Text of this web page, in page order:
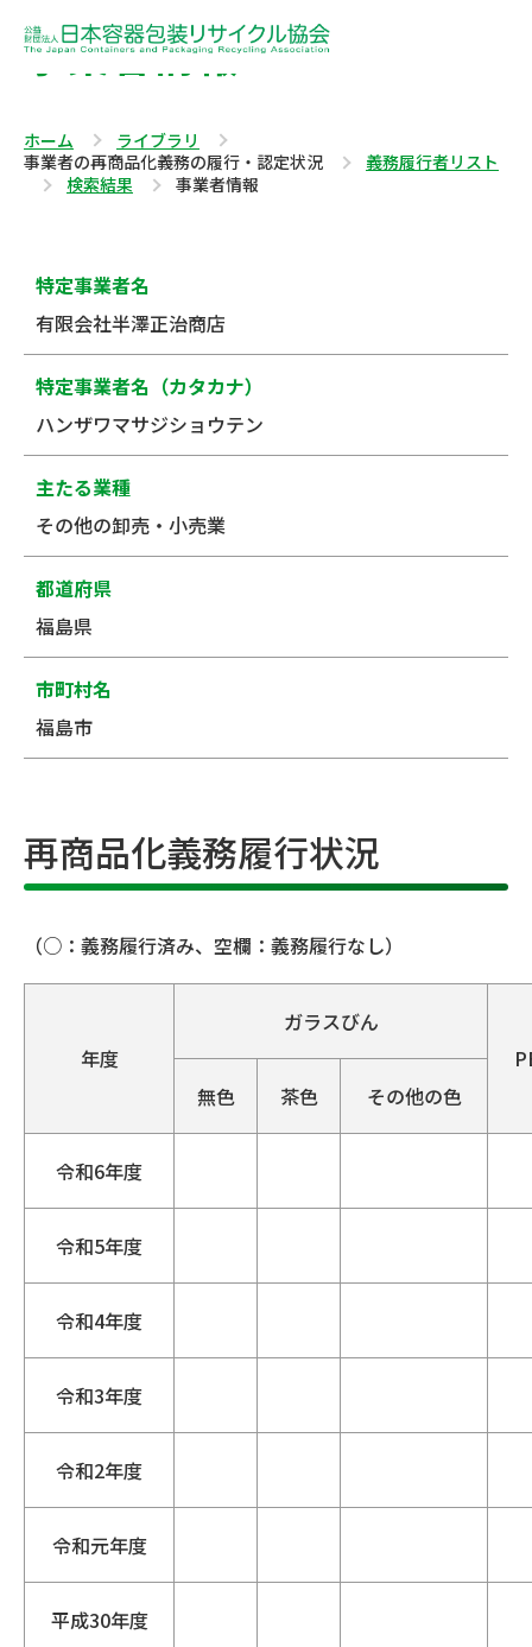
事業者情報
ホーム
ライブラリ
事業者の再商品化義務の履行・認定状況
義務履行者リスト
検索結果
事業者情報
特定事業者名
有限会社半澤正治商店
特定事業者名（カタカナ）
ハンザワマサジショウテン
主たる業種
その他の卸売・小売業
都道府県
福島県
市町村名
福島市
再商品化義務履行状況
（○：義務履行済み、空欄：義務履行なし）
年度
ガラスびん
無色
茶色 その他の色
令和6年度
令和5年度
令和4年度
令和3年度
令和2年度
令和元年度
平成30年度